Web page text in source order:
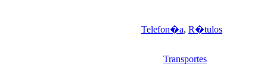
Telefon�a, R�tulos
Transportes